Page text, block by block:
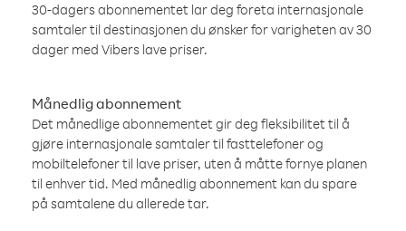
30-dagers abonnementet lar deg foreta internasjonale
samtaler til destinasjonen du ønsker for varigheten av 30
dager med Vibers lave priser.
Månedlig abonnement
Det månedlige abonnementet gir deg fleksibilitet til å
gjøre internasjonale samtaler til fasttelefoner og
mobiltelefoner til lave priser, uten å måtte fornye planen
til enhver tid. Med månedlig abonnement kan du spare
på samtalene du allerede tar.